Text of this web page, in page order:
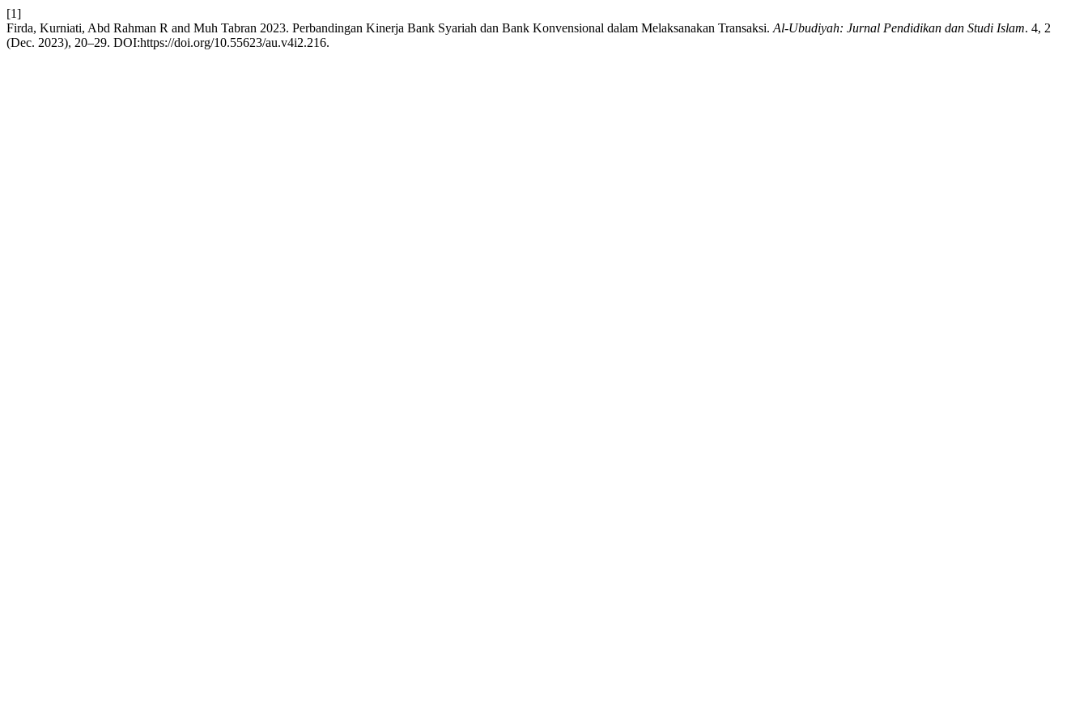
[1]
Firda, Kurniati, Abd Rahman R and Muh Tabran 2023. Perbandingan Kinerja Bank Syariah dan Bank Konvensional dalam Melaksanakan Transaksi. Al-Ubudiyah: Jurnal Pendidikan dan Studi Islam. 4, 2
(Dec. 2023), 20–29. DOI:https://doi.org/10.55623/au.v4i2.216.